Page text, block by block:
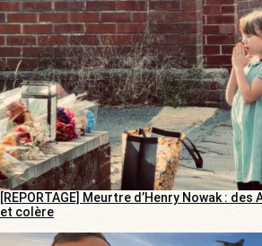
[REPORTAGE] Meurtre d’Henry Nowak :
et colère